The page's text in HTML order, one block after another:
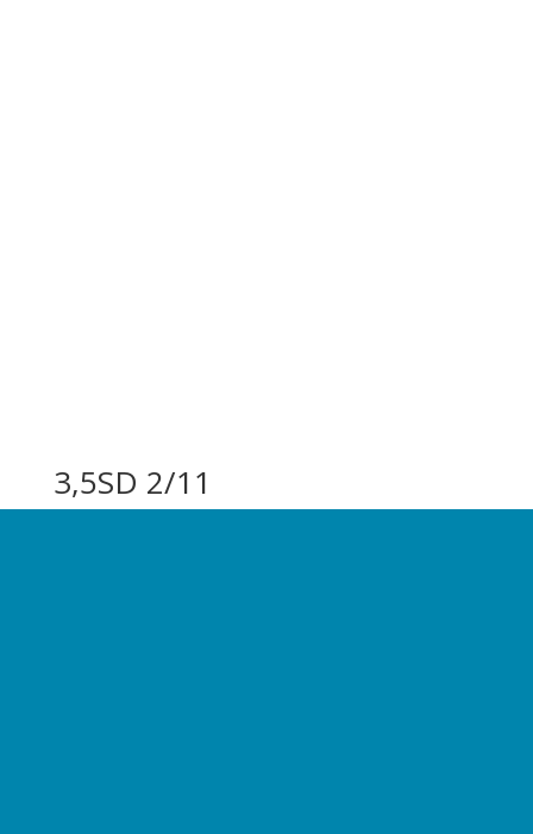
3,5SD 2/11